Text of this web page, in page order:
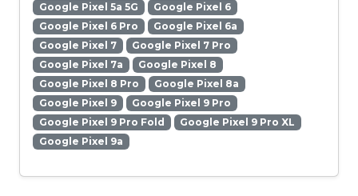
Google Pixel 5a 5G
Google Pixel 6
Google Pixel 6 Pro
Google Pixel 6a
Google Pixel 7
Google Pixel 7 Pro
Google Pixel 7a
Google Pixel 8
Google Pixel 8 Pro
Google Pixel 8a
Google Pixel 9
Google Pixel 9 Pro
Google Pixel 9 Pro Fold
Google Pixel 9 Pro XL
Google Pixel 9a